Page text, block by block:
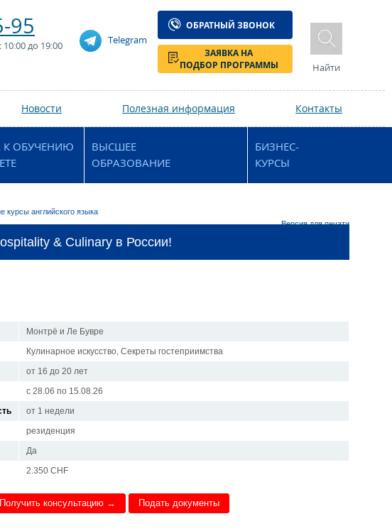
95
до 19:00
Telegram
ОБРАТНЫЙ ЗВОНОК
ЗАЯВКА НА
ПОДБОР ПРОГРАММЫ
Найти
Новости Полезная информация Контакты
К ОБУЧЕНИЮ
ВЫСШЕЕ
ОБРАЗОВАНИЕ
БИЗНЕС-
КУРСЫ
курсы английского языка
Версия для печати
& Culinary в России!
Монтрё и Ле Бувре
Кулинарное искусство, Секреты гостеприимства
от 16 до 20 лет
с 28.06 по 15.08.26
от 1 недели
резиденция
Да
2.350 CHF
консультацию → Подать документы